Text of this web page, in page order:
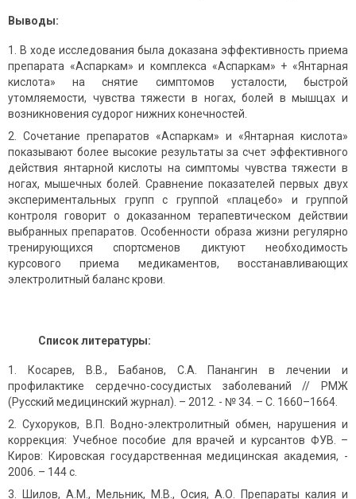
Выводы:
В ходе исследования была доказана эффективность приема
препарата «Аспаркам» и комплекса «Аспаркам» + «Янтарная
кислота» на снятие симптомов усталости, быстрой
утомляемости, чувства тяжести в ногах, болей в мышцах и
возникновения судорог нижних конечностей.
Сочетание препаратов «Аспаркам» и «Янтарная кислота»
показывают более высокие результаты за счет эффективного
действия янтарной кислоты на симптомы чувства тяжести в
ногах, мышечных болей. Сравнение показателей первых двух
экспериментальных групп с группой «плацебо» и группой
контроля говорит о доказанном терапевтическом действии
выбранных препаратов. Особенности образа жизни регулярно
тренирующихся спортсменов диктуют необходимость
курсового приема медикаментов, восстанавливающих
электролитный баланс крови.
Список литературы:
Косарев, В.В., Бабанов, С.А. Панангин в лечении и
профилактике сердечно-сосудистых заболеваний // РМЖ
(Русский медицинский журнал). – 2012. - № 34. – С. 1660–1664.
Сухоруков, В.П. Водно-электролитный обмен, нарушения и
коррекция: Учебное пособие для врачей и курсантов ФУВ. –
Киров: Кировская государственная медицинская академия, -
2006. – 144 с.
Шилов, А.М., Мельник, М.В., Осия, А.О. Препараты калия и